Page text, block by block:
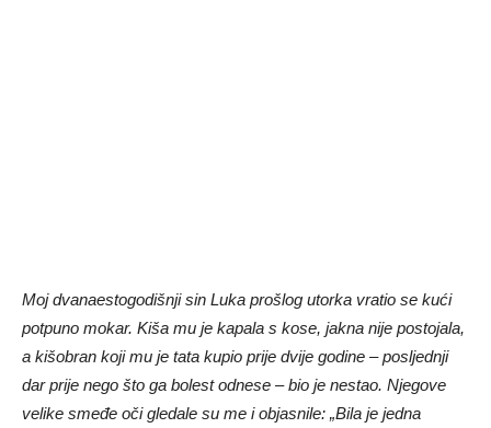
Moj dvanaestogodišnji sin Luka prošlog utorka vratio se kući
potpuno mokar. Kiša mu je kapala s kose, jakna nije postojala,
a kišobran koji mu je tata kupio prije dvije godine – posljednji
dar prije nego što ga bolest odnese – bio je nestao. Njegove
velike smeđe oči gledale su me i objasnile: „Bila je jedna